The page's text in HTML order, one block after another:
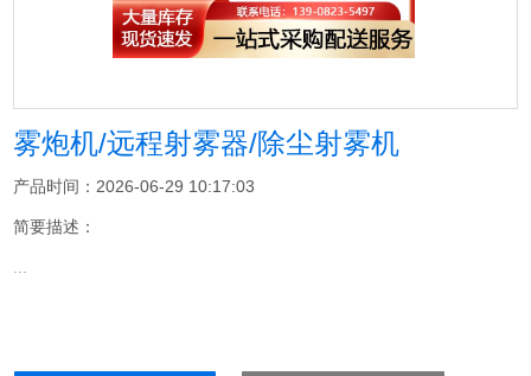
雾炮机/远程射雾器/除尘射雾机
产品时间：2026-06-29 10:17:03
简要描述：
...